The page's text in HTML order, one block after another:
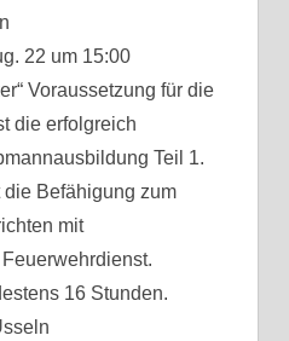
22 um 15:00
Voraussetzung für die
die erfolgreich
Teil 1.
Befähigung zum
mit
16 Stunden.